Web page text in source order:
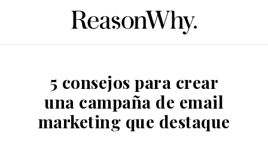
5 consejos para crear
una campaña de email
marketing que destaque